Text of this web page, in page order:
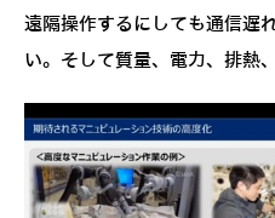
遠隔操作するにしても通信遅
い。そして質量、電力、排熱